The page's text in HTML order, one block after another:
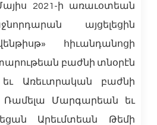
2021-ի առաւօտեան
այցելեցին
հիւանդանոցի
բաժնի տնօրէն
եւ Առեւտրական բաժնի
Մարգարեան եւ
Արեւմտեան Թեմի